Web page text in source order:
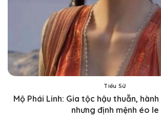
Tiểu Sử
Mộ Phái Linh: Gia tộc hậu thuẫn,
nhưng định mệnh éo le